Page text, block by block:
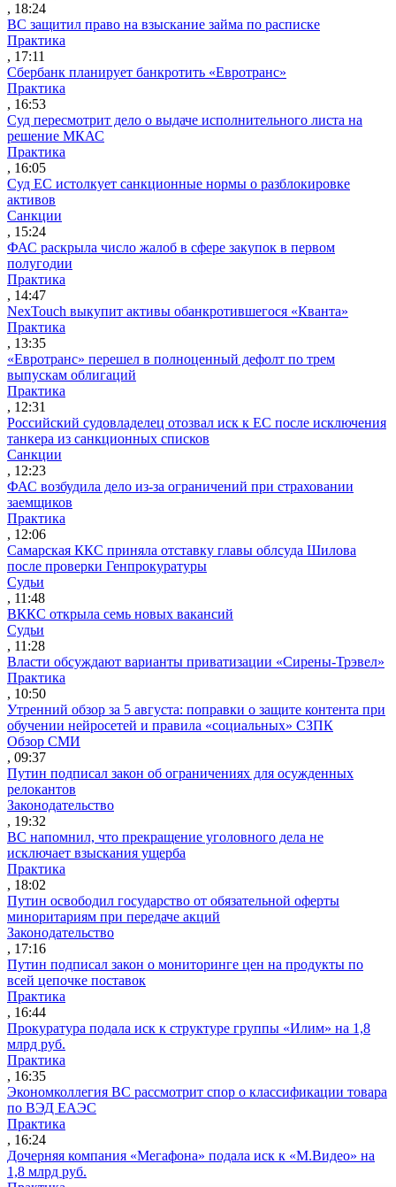
, 18:24
ВС защитил право на взыскание займа по расписке
Практика
, 17:11
Сбербанк планирует банкротить «Евротранс»
Практика
, 16:53
Суд пересмотрит дело о выдаче исполнительного листа на
решение МКАС
Практика
, 16:05
Суд ЕС истолкует санкционные нормы о разблокировке
активов
Санкции
, 15:24
ФАС раскрыла число жалоб в сфере закупок в первом
полугодии
Практика
, 14:47
NexTouch выкупит активы обанкротившегося «Кванта»
Практика
, 13:35
«Евротранс» перешел в полноценный дефолт по трем
выпускам облигаций
Практика
, 12:31
Российский судовладелец отозвал иск к ЕС после исключения
танкера из санкционных списков
Санкции
, 12:23
ФАС возбудила дело из-за ограничений при страховании
заемщиков
Практика
, 12:06
Самарская ККС приняла отставку главы облсуда Шилова
после проверки Генпрокуратуры
Судьи
, 11:48
ВККС открыла семь новых вакансий
Судьи
, 11:28
Власти обсуждают варианты приватизации «Сирены-Трэвел»
Практика
, 10:50
Утренний обзор за 5 августа: поправки о защите контента при
обучении нейросетей и правила «социальных» СЗПК
Обзор СМИ
, 09:37
Путин подписал закон об ограничениях для осужденных
релокантов
Законодательство
, 19:32
ВС напомнил, что прекращение уголовного дела не
исключает взыскания ущерба
Практика
, 18:02
Путин освободил государство от обязательной оферты
миноритариям при передаче акций
Законодательство
, 17:16
Путин подписал закон о мониторинге цен на продукты по
всей цепочке поставок
Практика
, 16:44
Прокуратура подала иск к структуре группы «Илим» на 1,8
млрд руб.
Практика
, 16:35
Экономколлегия ВС рассмотрит спор о классификации товара
по ВЭД ЕАЭС
Практика
, 16:24
Дочерняя компания «Мегафона» подала иск к «М.Видео» на
1,8 млрд руб.